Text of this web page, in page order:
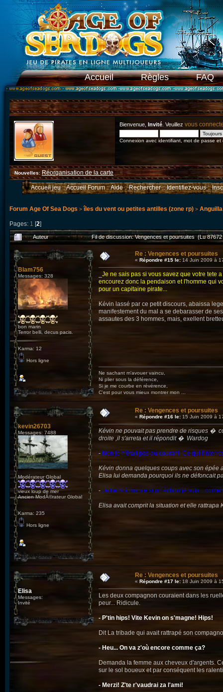
Accueil Règles FAQ
Bienvenue, Invité . Veuillez vous
Connexion avec identifiant, mot de passe et
Nouvelles: Réorganisation de la carte
Accueil jeu::Accueil Forum::Aide::Rechercher::Identifiez-vous::
Forum Age Of Sea Dogs > îles du vent ou petites antilles (zone rp) > Anguilla
Pages: 1 [2]
Auteur Fil de discussion: Vengences et poursuites (Lu
Blam756
Messages: 328
bon marin
Terror belli, decus pacis.
Karma: 12
Hors ligne
Re : Vengences et poursuites
« Répondre #15 le: 14 Juin 2009 à
_Je ne sais pas si vous savez que votre
encourez donc la pendaison et l'homme qui
pour un capitaine pirate...
Kévin lassé par ce petit discours, abaissa
manifestement du mal a se debarasser de
assautes des 3 hommes, mais, exellent
Ne sachant m'avouer vaincu,
Ni plier sous la déférence,
Si je me courbe en révérence,
C'est pour vous mieux montrer mon ...
kevin26703
Messages: 7488
Modérateur Global
vieux loup de mer
Ancien ModÃ©rateur Global
Karma: 235
Hors ligne
Re : Vengences et poursuites
« Répondre #16 le: 15 Juin 2009 à
Kévin ne pouvait pas prendre de risques �
droite ,il s'arreta et il répondit � Wardog
- Non je n'était pas au courant. Ce qui
Kévin donna quelques coups avec son épée
Elisa lui demanda pourquoi ils ne défoncait
- Je tiens à ma vie,si on échou je suis
Elisa avait comprit la situation et elle rattrapa
Elisa
Messages:
Invité
Re : Vengences et poursuites
« Répondre #17 le: 18 Juin 2009 à
Les deux compagnon couraient dans les
peur... Ridicule.
- P'tin hips! Vite Kevin on s'magne! Hips!
Dit La tribade qui avait rattrapé son
- Heu... On va z'où encore comme ça?
Demanda la femme aux cheveux d'argents.
sur le sol boueux et par conséquent les
- Merzi! Z'te r'vaudrai za l'ami!